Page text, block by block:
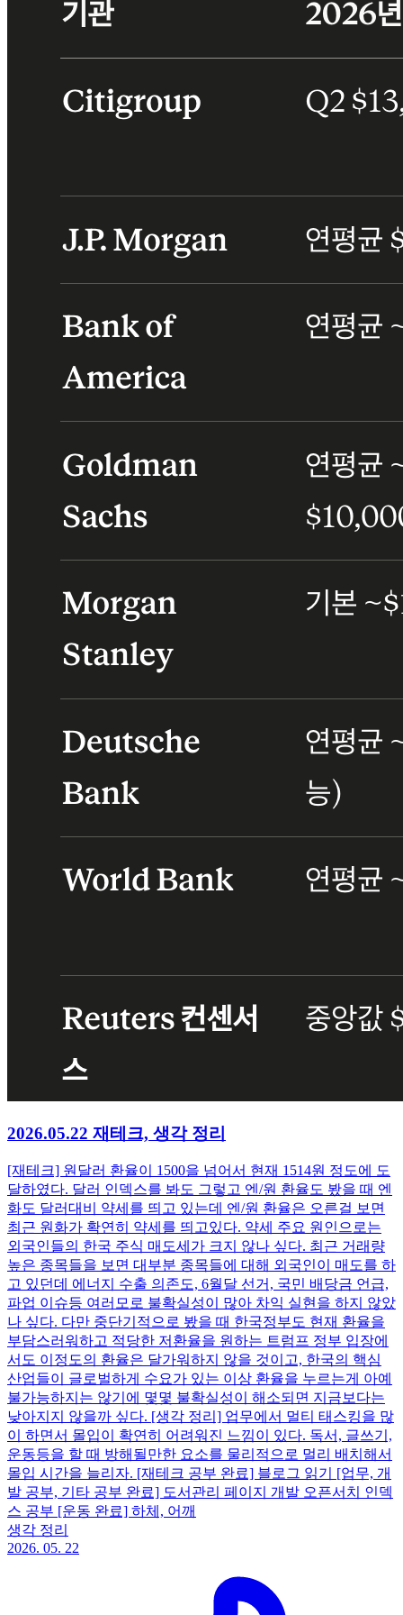
2026.05.22 재테크, 생각 정리
[재테크] 원달러 환율이 1500을 넘어서 현재 1514원 정도에 도
달하였다. 달러 인덱스를 봐도 그렇고 엔/원 환율도 봤을 때 엔
화도 달러대비 약세를 띄고 있는데 엔/원 환율은 오른걸 보면
최근 원화가 확연히 약세를 띄고있다. 약세 주요 원인으로는
외국인들의 한국 주식 매도세가 크지 않나 싶다. 최근 거래량
높은 종목들을 보면 대부분 종목들에 대해 외국인이 매도를 하
고 있던데 에너지 수출 의존도, 6월달 선거, 국민 배당금 언급,
파업 이슈등 여러모로 불확실성이 많아 차익 실현을 하지 않았
나 싶다. 다만 중단기적으로 봤을 때 한국정부도 현재 환율을
부담스러워하고 적당한 저환율을 원하는 트럼프 정부 입장에
서도 이정도의 환율은 달가워하지 않을 것이고, 한국의 핵심
산업들이 글로벌하게 수요가 있는 이상 환율을 누르는게 아예
불가능하지는 않기에 몇몇 불확실성이 해소되면 지금보다는
낮아지지 않을까 싶다. [생각 정리] 업무에서 멀티 태스킹을 많
이 하면서 몰입이 확연히 어려워진 느낌이 있다. 독서, 글쓰기,
운동등을 할 때 방해될만한 요소를 물리적으로 멀리 배치해서
몰입 시간을 늘리자. [재테크 공부 완료] 블로그 읽기 [업무, 개
발 공부, 기타 공부 완료] 도서관리 페이지 개발 오픈서치 인덱
스 공부 [운동 완료] 하체, 어깨
생각 정리
2026. 05. 22